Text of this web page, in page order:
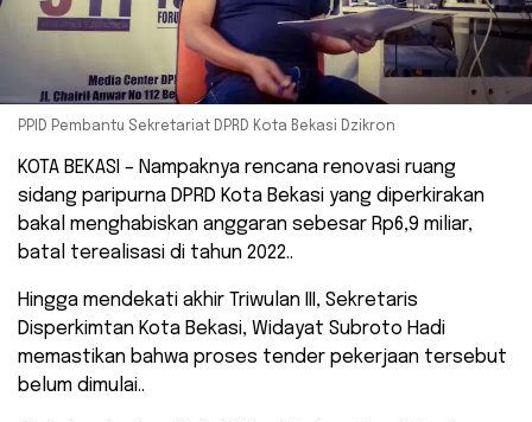
PPID Pembantu Sekretariat DPRD Kota Bekasi Dzikron
KOTA BEKASI – Nampaknya rencana renovasi ruang
sidang paripurna DPRD Kota Bekasi yang diperkirakan
bakal menghabiskan anggaran sebesar Rp6,9 miliar,
batal terealisasi di tahun 2022..
Hingga mendekati akhir Triwulan III, Sekretaris
Disperkimtan Kota Bekasi, Widayat Subroto Hadi
memastikan bahwa proses tender pekerjaan tersebut
belum dimulai..